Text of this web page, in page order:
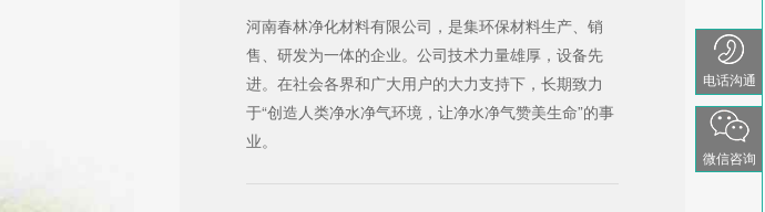
河南春林净化材料有限公司，是集环保材料生产、销
售、研发为一体的企业。公司技术力量雄厚，设备先
进。在社会各界和广大用户的大力支持下，长期致力
于“创造人类净水净气环境，让净水净气赞美生命”的事
业。
电话沟通
微信咨询